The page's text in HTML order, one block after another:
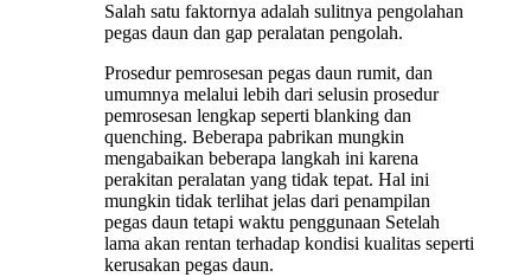
Salah satu faktornya adalah sulitnya pengolahan
pegas daun dan gap peralatan pengolah.
Prosedur pemrosesan pegas daun rumit, dan
umumnya melalui lebih dari selusin prosedur
pemrosesan lengkap seperti blanking dan
quenching. Beberapa pabrikan mungkin
mengabaikan beberapa langkah ini karena
perakitan peralatan yang tidak tepat. Hal ini
mungkin tidak terlihat jelas dari penampilan
pegas daun tetapi waktu penggunaan Setelah
lama akan rentan terhadap kondisi kualitas seperti
kerusakan pegas daun.